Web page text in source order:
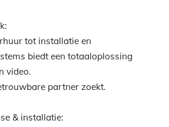
tot installatie en
biedt een totaaloplossing
video.
partner zoekt.
& installatie: